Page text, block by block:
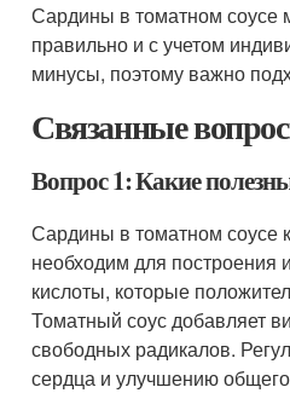
Сардины в томатном соусе
правильно и с учетом
минусы, поэтому важно
Связанные
Вопрос 1: Какие
Сардины в томатном соусе
необходим для построения
кислоты, которые
Томатный соус добавляет
свободных радикалов.
сердца и улучшению